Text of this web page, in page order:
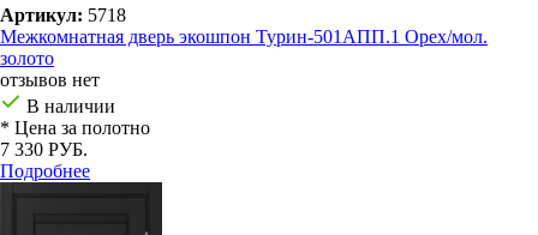
Артикул: 5718
Межкомнатная дверь экошпон Турин-501AПП.1 Орех/мол.
золото
отзывов нет
В наличии
* Цена за полотно
7 330 РУБ.
Подробнее